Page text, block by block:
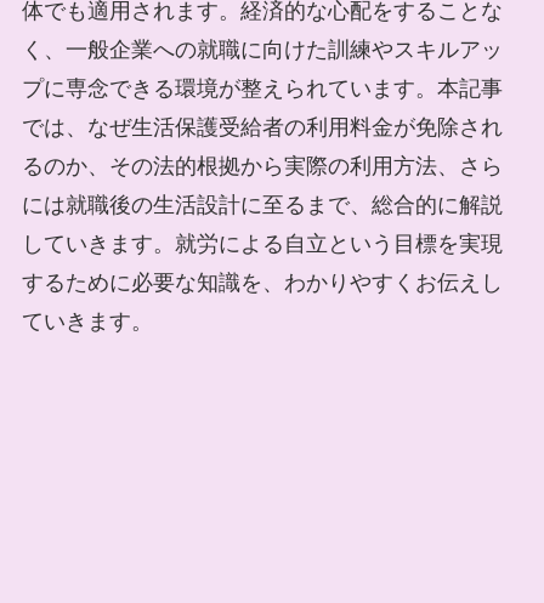
体でも適用されます。経済的な心配をすることな
く、一般企業への就職に向けた訓練やスキルアッ
プに専念できる環境が整えられています。本記事
では、なぜ生活保護受給者の利用料金が免除され
るのか、その法的根拠から実際の利用方法、さら
には就職後の生活設計に至るまで、総合的に解説
していきます。就労による自立という目標を実現
するために必要な知識を、わかりやすくお伝えし
ていきます。